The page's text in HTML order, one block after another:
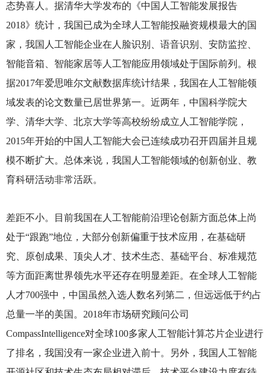
态势喜人。据清华大学发布的《中国人工智能发展报告
2018》统计，我国已成为全球人工智能投融资规模最大的国
家，我国人工智能企业在人脸识别、语音识别、安防监控、
智能音箱、智能家居等人工智能应用领域处于国际前列。根
据2017年爱思唯尔文献数据库统计结果，我国在人工智能领
域发表的论文数量已居世界第一。近两年，中国科学院大
学、清华大学、北京大学等高校纷纷成立人工智能学院，
2015年开始的中国人工智能大会已连续成功召开四届并且规
模不断扩大。总体来说，我国人工智能领域的创新创业、教
育科研活动非常活跃。
差距不小。目前我国在人工智能前沿理论创新方面总体上尚
处于“跟跑”地位，大部分创新偏重于技术应用，在基础研
究、原创成果、顶尖人才、技术生态、基础平台、标准规范
等方面距离世界领先水平还存在明显差距。在全球人工智能
人才700强中，中国虽然入选人数名列第二，但远远低于约占
总量一半的美国。2018年市场研究顾问公司
CompassIntelligence对全球100多家人工智能计算芯片企业进行
了排名，我国没有一家企业进入前十。另外，我国人工智能